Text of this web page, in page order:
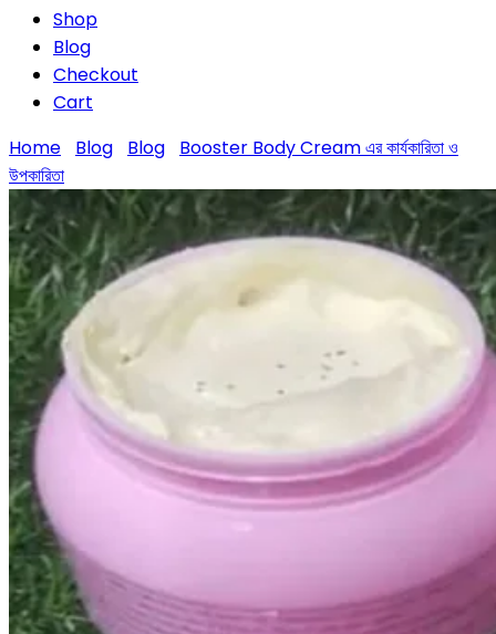
Shop
Blog
Checkout
Cart
Home
Blog Blog
Booster Body Cream এর কার্যকারিতা ও
উপকারিতা